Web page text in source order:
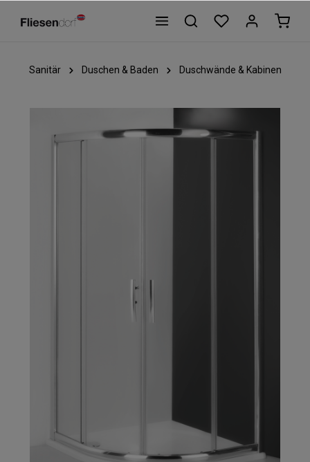
Sanitär Duschen & Baden Duschwände & Kabinen